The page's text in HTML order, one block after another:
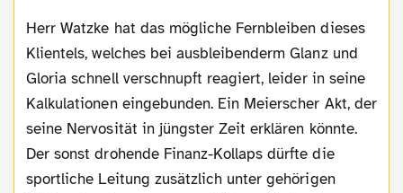
Herr Watzke hat das mögliche Fernbleiben dieses
Klientels, welches bei ausbleibenderm Glanz und
Gloria schnell verschnupft reagiert, leider in seine
Kalkulationen eingebunden. Ein Meierscher Akt, der
seine Nervosität in jüngster Zeit erklären könnte.
Der sonst drohende Finanz-Kollaps dürfte die
sportliche Leitung zusätzlich unter gehörigen